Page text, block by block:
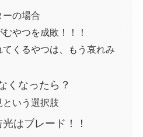
ーの場合
やつを成敗！！！
てくるやつは、もう哀れみ
くなったら？
という選択肢
はブレード！！